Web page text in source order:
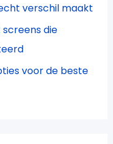
verschil maakt
die
voor de beste